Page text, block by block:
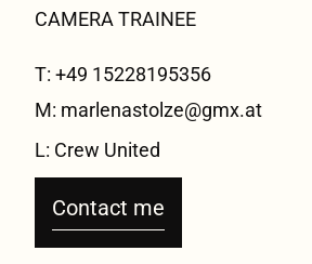
CAMERA TRAINEE
T: +49 15228195356
M: marlenastolze@gmx.at
L: Crew United
Contact me